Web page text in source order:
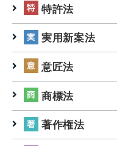
特許法
実用新案法
意匠法
商標法
著作権法